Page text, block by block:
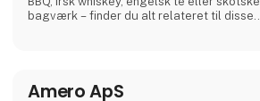
bagværk – finder du alt relateret til disse
Teague, Stonewall Kitchen samt udvalgte
Amero ApS